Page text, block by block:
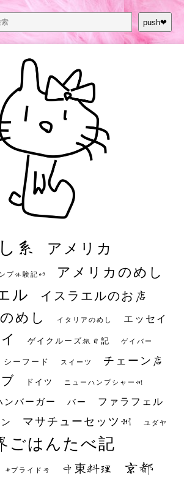
push❤︎
系 アメリカ
プ体験記S3 アメリカのめし
ル イスラエルのお店
めし イタリアのめし エッセイ
ゲイクルーズ旅日記 ゲイバー
シーフード スイーツ チェーン店
ドイツ ニューハンプシャー州
ンバーガー バー ファラフェル
マサチューセッツ州 ユダヤ
ごはんたべ記
#プライド号 中東料理 京都